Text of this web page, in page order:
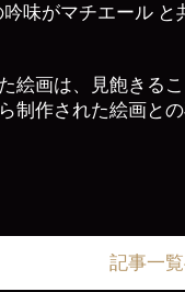
味がマチエール
絵画は、見飽きる
制作された絵画との
記事一